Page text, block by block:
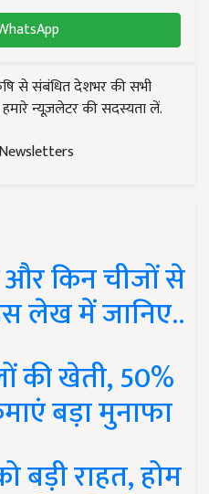
से संबंधित देशभर की सभी
न्यूज़लेटर की सदस्यता लें.
किन चीजों से
लेख में जानिए..
की खेती, 50%
बड़ा मुनाफा
बड़ी राहत, होम